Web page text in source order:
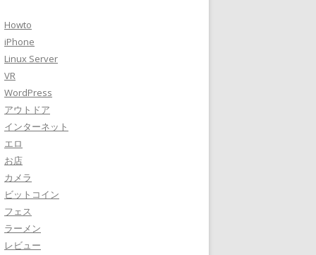
Howto
iPhone
Linux Server
VR
WordPress
アウトドア
インターネット
エロ
お店
カメラ
ビットコイン
フェス
ラーメン
レビュー